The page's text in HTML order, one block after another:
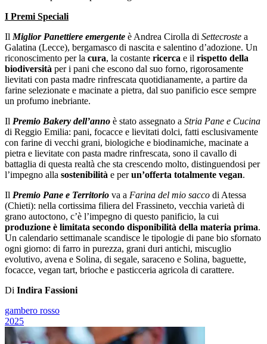
I Premi Speciali
Il Miglior Panettiere emergente è Andrea Cirolla di Settecroste a
Galatina (Lecce), bergamasco di nascita e salentino d’adozione. Un
riconoscimento per la cura, la costante ricerca e il rispetto della
biodiversità per i pani che escono dal suo forno, rigorosamente
lievitati con pasta madre rinfrescata quotidianamente, a partire da
farine selezionate e macinate a pietra, dal suo panificio esce sempre
un profumo inebriante.
Il Premio Bakery dell’anno è stato assegnato a Stria Pane e Cucina
di Reggio Emilia: pani, focacce e lievitati dolci, fatti esclusivamente
con farine di vecchi grani, biologiche e biodinamiche, macinate a
pietra e lievitate con pasta madre rinfrescata, sono il cavallo di
battaglia di questa realtà che sta crescendo molto, distinguendosi per
l’impegno alla sostenibilità e perun’offerta totalmente vegan.
Il Premio Pane e Territorio va a Farina del mio sacco di Atessa
(Chieti): nella cortissima filiera del Frassineto, vecchia varietà di
grano autoctono, c’è l’impegno di questo panificio, la cui
produzione è limitata secondo disponibilità della materia prima.
Un calendario settimanale scandisce le tipologie di pane bio sfornato
ogni giorno: di farro in purezza, grani duri antichi, miscuglio
evolutivo, avena e Solina, di segale, saraceno e Solina, baguette,
focacce, vegan tart, brioche e pasticceria agricola di carattere.
Di Indira Fassioni
gambero rosso
2025